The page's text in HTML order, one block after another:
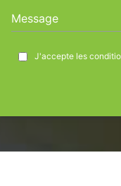
Message
J'accepte les